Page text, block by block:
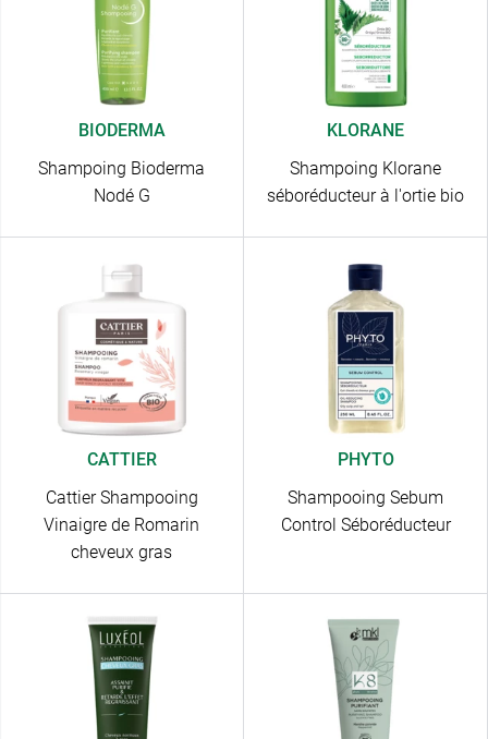
BIODERMA
Shampoing Bioderma
Nodé G
KLORANE
Shampoing Klorane
séboréducteur à l'ortie bio
CATTIER
Cattier Shampooing
Vinaigre de Romarin
cheveux gras
PHYTO
Shampooing Sebum
Control Séboréducteur